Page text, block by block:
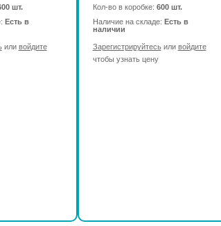
шт.
Есть в
или войдите
Кол-во в коробке: 600 шт.
Наличие на складе: Есть в
наличии
Зарегистрируйтесьили войдите
чтобы узнать цену